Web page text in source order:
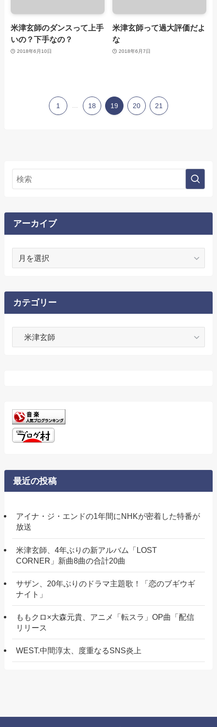
米津玄師のダンスって上手
いの？下手なの？
2018年6月10日
米津玄師って過大評価だよ
な
2018年6月7日
1 18 19 20 21
アーカイブ
イ
ブ
カテゴリー
最近の投稿
アイナ・ジ・エンドの1年間にNHKが密着した特番が
放送
米津玄師、4年ぶりの新アルバム「LOST
CORNER」新曲8曲の合計20曲
サザン、20年ぶりのドラマ主題歌！「恋のブギウギ
ナイト」
ももクロ×大森元貴、アニメ「転スラ」OP曲「配信
リリース
WEST.中間淳太、度重なるSNS炎上